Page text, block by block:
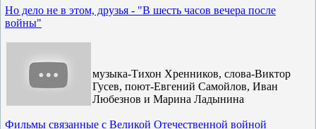
Но дело не в этом, друзья - "В шесть часов вечера после
войны"
музыка-Тихон Хренников, слова-Виктор
Гусев, поют-Евгений Самойлов, Иван
Любезнов и Марина Ладынина
Фильмы связанные с Великой Отечественной войной